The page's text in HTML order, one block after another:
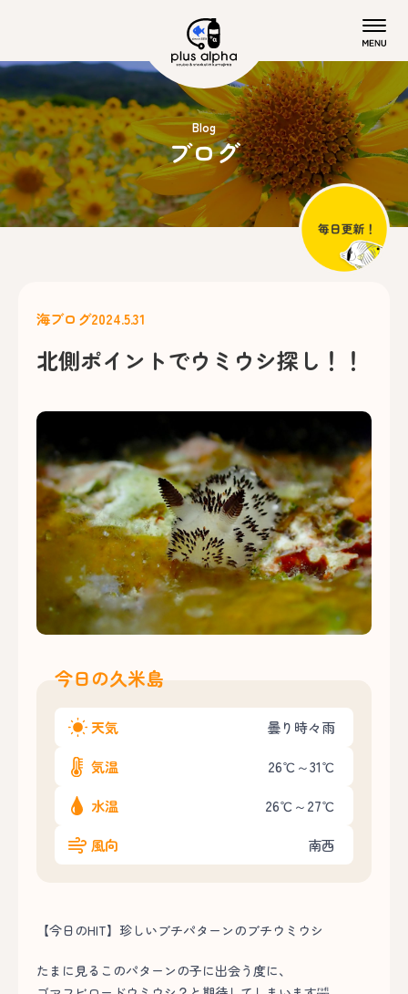
Blog
ブログ
海ブログ2024.5.31
北側ポイントでウミウシ探し！！
今日の久米島
天気 曇り時々雨
気温 26℃～31℃
水温 26℃～27℃
風向 南西
【今日のHIT】珍しいブチパターンのブチウミウシ
たまに見るこのパターンの子に出会う度に、